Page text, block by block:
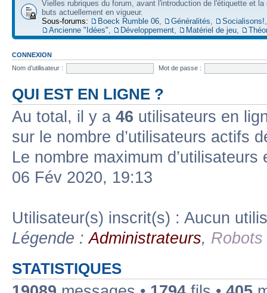
Vielles rubriques du forum, avant l'introduction de l'étiquette et la
buts actuellement en vigueur.
Sous-forums:
Boeck Rumble 06, Généralités, Socialisons!,
Ancienne "Idées", Développement, Matériel de jeu,
CONNEXION
Nom d’utilisateur :
Mot de passe :
QUI EST EN LIGNE ?
Au total, il y a 46 utilisateurs en
sur le nombre d’utilisateurs actifs
Le nombre maximum
06 Fév 2020, 19:13
Utilisateur(s) inscrit(s) : Aucun
Légende :Administrateurs, Robots
STATISTIQUES